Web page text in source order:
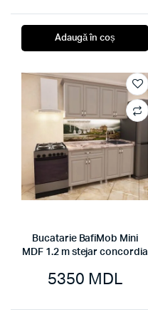
Adaugă în coș
Bucatarie BafiMob Mini
MDF 1.2 m stejar concordia
5350 MDL